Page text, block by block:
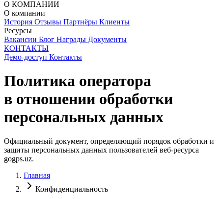
О КОМПАНИИ
О компании
История Отзывы Партнёры Клиенты
Ресурсы
Вакансии Блог Награды Документы
КОНТАКТЫ
Демо-доступ Контакты
Политика оператора
в отношении обработки
персональных данных
Официальный документ, определяющий порядок обработки и
защиты персональных данных пользователей веб-ресурса
gogps.uz.
Главная
Конфиденциальность